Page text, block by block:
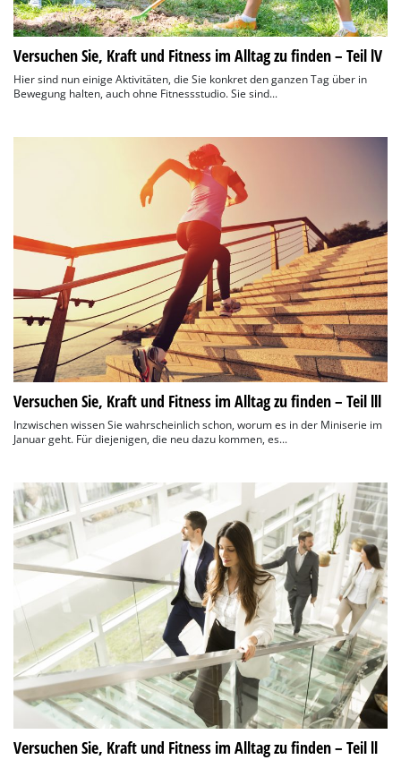
Versuchen Sie, Kraft und Fitness im Alltag zu finden – Teil lV
Hier sind nun einige Aktivitäten, die Sie konkret den ganzen Tag über in
Bewegung halten, auch ohne Fitnessstudio. Sie sind...
Versuchen Sie, Kraft und Fitness im Alltag zu finden – Teil lll
Inzwischen wissen Sie wahrscheinlich schon, worum es in der Miniserie im
Januar geht. Für diejenigen, die neu dazu kommen, es...
Versuchen Sie, Kraft und Fitness im Alltag zu finden – Teil ll